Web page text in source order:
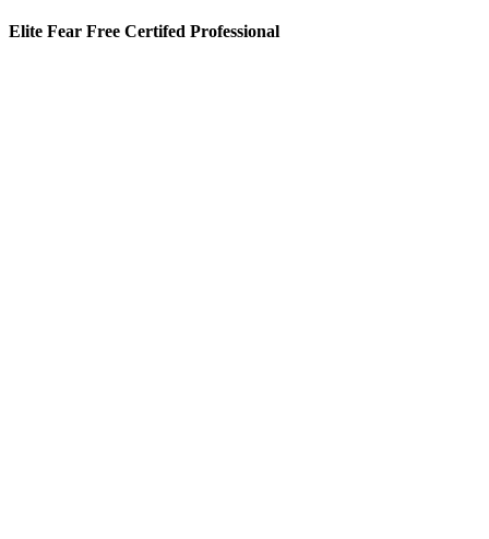
Elite Fear Free Certifed Professional